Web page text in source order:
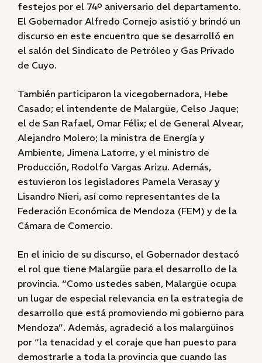
festejos por el 74º aniversario del departamento.
El Gobernador Alfredo Cornejo asistió y brindó un
discurso en este encuentro que se desarrolló en
el salón del Sindicato de Petróleo y Gas Privado
de Cuyo.
También participaron la vicegobernadora, Hebe
Casado; el intendente de Malargüe, Celso Jaque;
el de San Rafael, Omar Félix; el de General Alvear,
Alejandro Molero; la ministra de Energía y
Ambiente, Jimena Latorre, y el ministro de
Producción, Rodolfo Vargas Arizu. Además,
estuvieron los legisladores Pamela Verasay y
Lisandro Nieri, así como representantes de la
Federación Económica de Mendoza (FEM) y de la
Cámara de Comercio.
En el inicio de su discurso, el Gobernador destacó
el rol que tiene Malargüe para el desarrollo de la
provincia. “Como ustedes saben, Malargüe ocupa
un lugar de especial relevancia en la estrategia de
desarrollo que está promoviendo mi gobierno para
Mendoza”. Además, agradeció a los malargüinos
por “la tenacidad y el coraje que han puesto para
demostrarle a toda la provincia que cuando las